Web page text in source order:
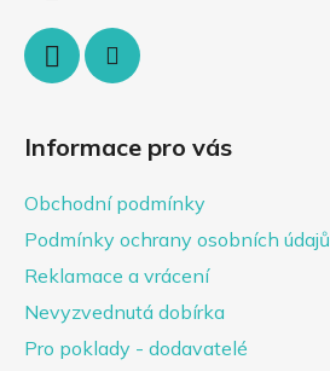
Informace pro vás
Obchodní podmínky
Podmínky ochrany osobních údajů
Reklamace a vrácení
Nevyzvednutá dobírka
Pro poklady - dodavatelé